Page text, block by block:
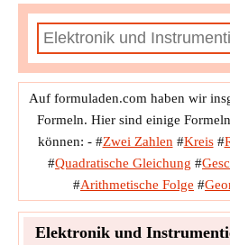
Auf formuladen.com haben wir
Formeln. Hier sind einige
können: -#Zwei Zahlen #Kreis#
#Quadratische Gleichung #
#Arithmetische Folge #
Elektronik und